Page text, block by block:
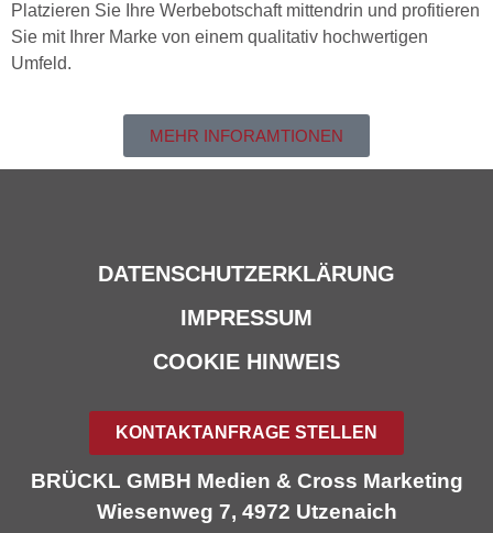
Platzieren Sie Ihre Werbebotschaft mittendrin und profitieren
Sie mit Ihrer Marke von einem qualitativ hochwertigen
Umfeld.
MEHR INFORAMTIONEN
DATENSCHUTZERKLÄRUNG
IMPRESSUM
COOKIE HINWEIS
KONTAKTANFRAGE STELLEN
BRÜCKL GMBH Medien & Cross Marketing
Wiesenweg 7, 4972 Utzenaich